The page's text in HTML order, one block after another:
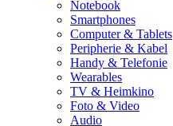
Notebook
Smartphones
Computer & Tablets
Peripherie & Kabel
Handy & Telefonie
Wearables
TV & Heimkino
Foto & Video
Audio